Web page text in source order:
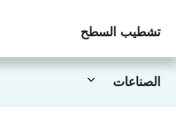
تشطيب السطح
الصناعات